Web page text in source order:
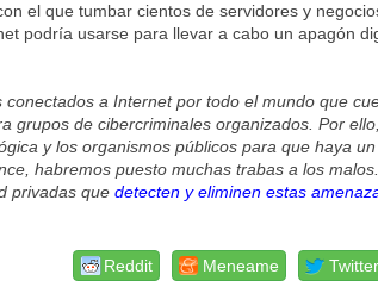
el que tumbar cientos de servidores y
podría usarse para llevar a cabo un apagón
a Internet por todo el mundo que
grupos de cibercriminales organizados. Por
y los organismos públicos para que haya
habremos puesto muchas trabas a los
privadas quedetecten y eliminen estas
Twitter
Meneame
Reddit